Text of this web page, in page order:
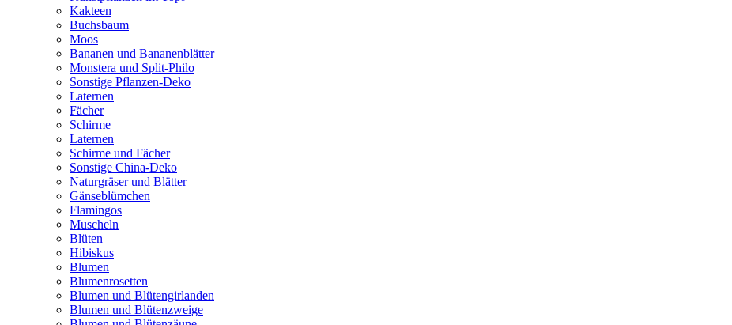
Kakteen
Buchsbaum
Moos
Bananen und Bananenblätter
Monstera und Split-Philo
Sonstige Pflanzen-Deko
Laternen
Fächer
Schirme
Laternen
Schirme und Fächer
Sonstige China-Deko
Naturgräser und Blätter
Gänseblümchen
Flamingos
Muscheln
Blüten
Hibiskus
Blumen
Blumenrosetten
Blumen und Blütengirlanden
Blumen und Blütenzweige